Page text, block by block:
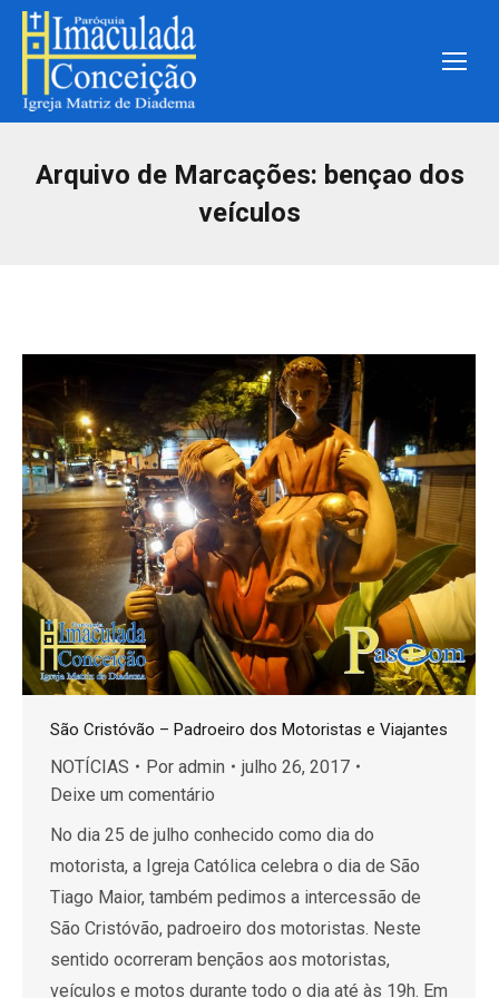
Arquivo de Marcações: bençao dos
veículos
São Cristóvão – Padroeiro dos Motoristas e Viajantes
NOTÍCIAS Por admin
julho 26, 2017
Deixe um comentário
No dia 25 de julho conhecido como dia do
motorista, a Igreja Católica celebra o dia de São
Tiago Maior, também pedimos a intercessão de
São Cristóvão, padroeiro dos motoristas. Neste
sentido ocorreram bençãos aos motoristas,
veículos e motos durante todo o dia até às 19h. Em